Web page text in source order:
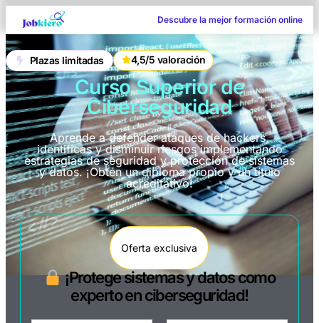
Descubre la mejor formación online
Plazas limitadas 4,5/5 valoración
Curso Superior de
Ciberseguridad
Aprende a defender ataques de hackers,
identificas y disminuir riesgos implementando
estrategias de seguridad y protección de sistemas
y datos. ¡Obtén un diploma propio y un título
acreditativo!
Oferta exclusiva
¡Protege sistemas y datos como
experto en ciberseguridad!